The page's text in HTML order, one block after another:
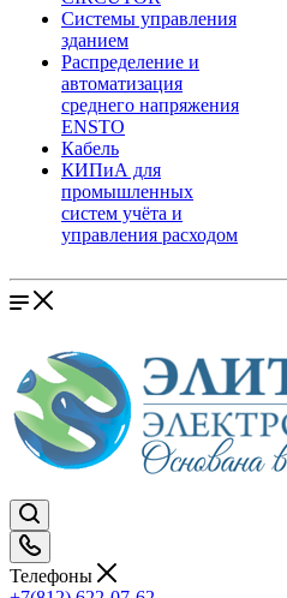
Системы управления
зданием
Распределение и
автоматизация
среднего напряжения
ENSTO
Кабель
КИПиА для
промышленных
систем учёта и
управления расходом
Телефоны